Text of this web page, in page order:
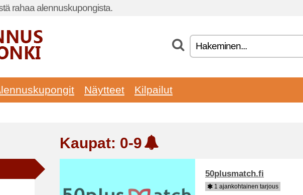
rahaa alennuskupongista.
Näytteet Kilpailut
Kaupat: 0-9
50plusmatch.fi
1 ajankohtainen tarjous